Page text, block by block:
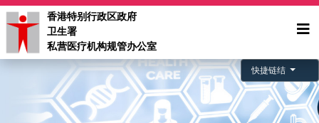
香港特别行政区政府
卫生署
私营医疗机构规管办公室
快捷链结